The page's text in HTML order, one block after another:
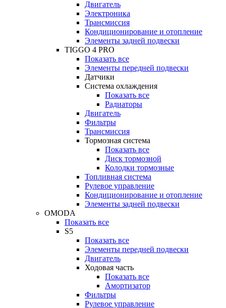
Двигатель
Электроника
Трансмиссия
Кондиционирование и отопление
Элементы задней подвески
TIGGO 4 PRO
Показать все
Элементы передней подвески
Датчики
Система охлаждения
Показать все
Радиаторы
Двигатель
Фильтры
Трансмиссия
Тормозная система
Показать все
Диск тормозной
Колодки тормозные
Топливная система
Рулевое управление
Кондиционирование и отопление
Элементы задней подвески
OMODA
Показать все
S5
Показать все
Элементы передней подвески
Двигатель
Ходовая часть
Показать все
Амортизатор
Фильтры
Рулевое управление